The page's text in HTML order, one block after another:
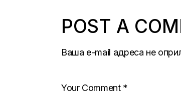
POST A
Ваша e-mail адреса не